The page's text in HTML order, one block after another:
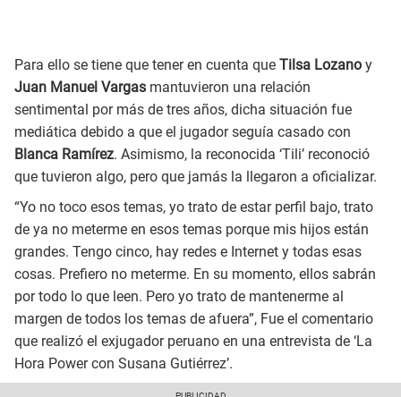
Para ello se tiene que tener en cuenta que Tilsa Lozano y
Juan Manuel Vargas mantuvieron una relación
sentimental por más de tres años, dicha situación fue
mediática debido a que el jugador seguía casado con
Blanca Ramírez. Asimismo, la reconocida ‘Tili’ reconoció
que tuvieron algo, pero que jamás la llegaron a oficializar.
“Yo no toco esos temas, yo trato de estar perfil bajo, trato
de ya no meterme en esos temas porque mis hijos están
grandes. Tengo cinco, hay redes e Internet y todas esas
cosas. Prefiero no meterme. En su momento, ellos sabrán
por todo lo que leen. Pero yo trato de mantenerme al
margen de todos los temas de afuera”, Fue el comentario
que realizó el exjugador peruano en una entrevista de ‘La
Hora Power con Susana Gutiérrez’.